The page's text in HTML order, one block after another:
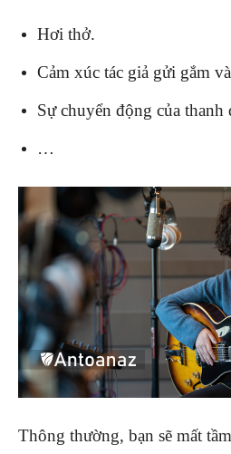
Hơi thở.
Cảm xúc tác giả gửi gắm
Sự chuyển động của thanh
…
Thông thường, bạn sẽ mất